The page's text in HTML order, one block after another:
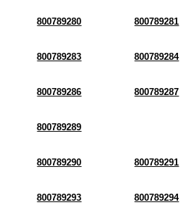
800789280 800789281
800789283 800789284
800789286 800789287
800789289
800789290 800789291
800789293 800789294